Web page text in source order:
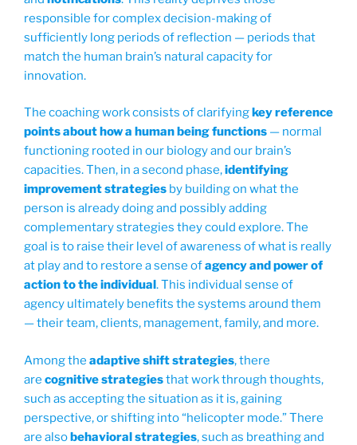
responsible for complex decision-making of
sufficiently long periods of reflection — periods that
match the human brain’s natural capacity for
innovation.
The coaching work consists of clarifyingkey reference
points about how a human being functions — normal
functioning rooted in our biology and our brain’s
capacities. Then, in a second phase,identifying
improvement strategies by building on what the
person is already doing and possibly adding
complementary strategies they could explore. The
goal is to raise their level of awareness of what is really
at play and to restore a sense ofagency and power of
action to the individual. This individual sense of
agency ultimately benefits the systems around them
— their team, clients, management, family, and more.
Among the adaptive shift strategies, there
are cognitive strategiesthat work through thoughts,
such as accepting the situation as it is, gaining
perspective, or shifting into “helicopter mode.” There
are alsobehavioral strategies, such as breathing and